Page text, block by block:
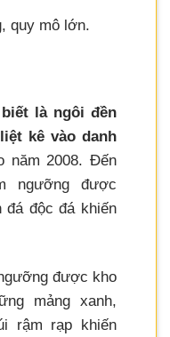
quy mô lớn.
là ngôi đền
kê vào danh
năm 2008. Đến
ngưỡng được
đá độc đá khiến
được kho
mảng xanh,
rậm rạp khiến